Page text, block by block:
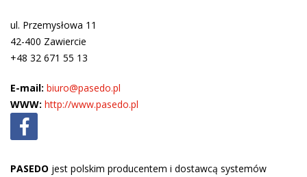
ul. Przemysłowa 11
42-400 Zawiercie
+48 32 671 55 13
E-mail: biuro@pasedo.pl
WWW: http://www.pasedo.pl
PASEDO jest polskim producentem i dostawcą systemów